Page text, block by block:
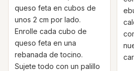
queso feta en cubos de
unos 2 cm por lado.
Enrolle cada cubo de
queso feta en una
rebanada de tocino.
Sujete todo con un palillo